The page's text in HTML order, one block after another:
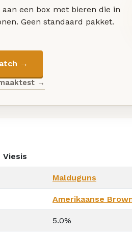
aan een box met bieren die in
Geen standaard pakket.
→
→
Viesis
Malduguns
Amerikaanse
5.0%